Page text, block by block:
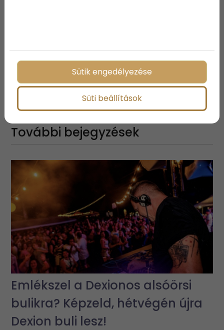
Megosztás:
További bejegyzések
Emlékszel a Dexionos alsóörsi
bulikra? Képzeld, hétvégén újra
Dexion buli lesz!
Sütik engedélyezése
Süti beállítások